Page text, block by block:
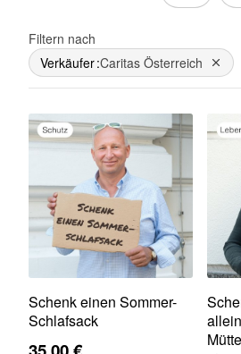
Filtern nach
Verkäufer Caritas Österreich Dies
Schenk einen Sommer-
Schlafsack